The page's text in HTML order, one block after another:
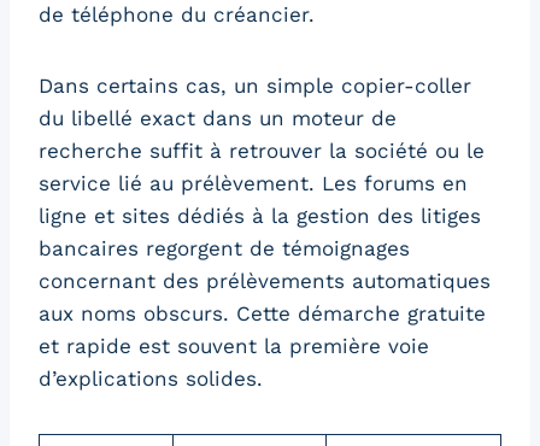
de téléphone du créancier.
Dans certains cas, un simple copier-coller
du libellé exact dans un moteur de
recherche suffit à retrouver la société ou le
service lié au prélèvement. Les forums en
ligne et sites dédiés à la gestion des litiges
bancaires regorgent de témoignages
concernant des prélèvements automatiques
aux noms obscurs. Cette démarche gratuite
et rapide est souvent la première voie
d’explications solides.